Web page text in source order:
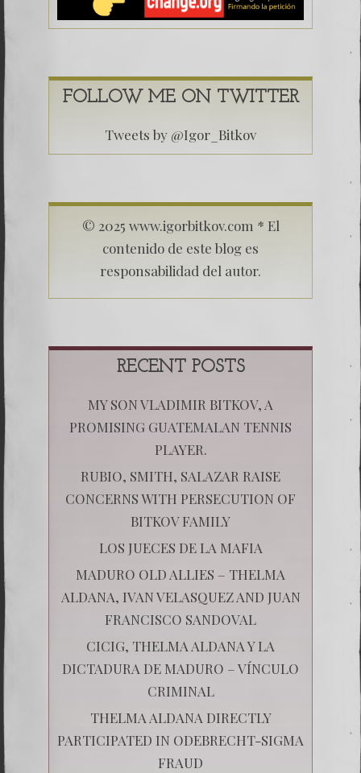
FOLLOW ME ON TWITTER
Tweets by @Igor_Bitkov
© 2025 www.igorbitkov.com * El
contenido de este blog es
responsabilidad del autor.
RECENT POSTS
MY SON VLADIMIR BITKOV, A
PROMISING GUATEMALAN TENNIS
PLAYER.
RUBIO, SMITH, SALAZAR RAISE
CONCERNS WITH PERSECUTION OF
BITKOV FAMILY
LOS JUECES DE LA MAFIA
MADURO OLD ALLIES – THELMA
ALDANA, IVAN VELASQUEZ AND JUAN
FRANCISCO SANDOVAL
CICIG, THELMA ALDANA Y LA
DICTADURA DE MADURO – VÍNCULO
CRIMINAL
THELMA ALDANA DIRECTLY
PARTICIPATED IN ODEBRECHT-SIGMA
FRAUD